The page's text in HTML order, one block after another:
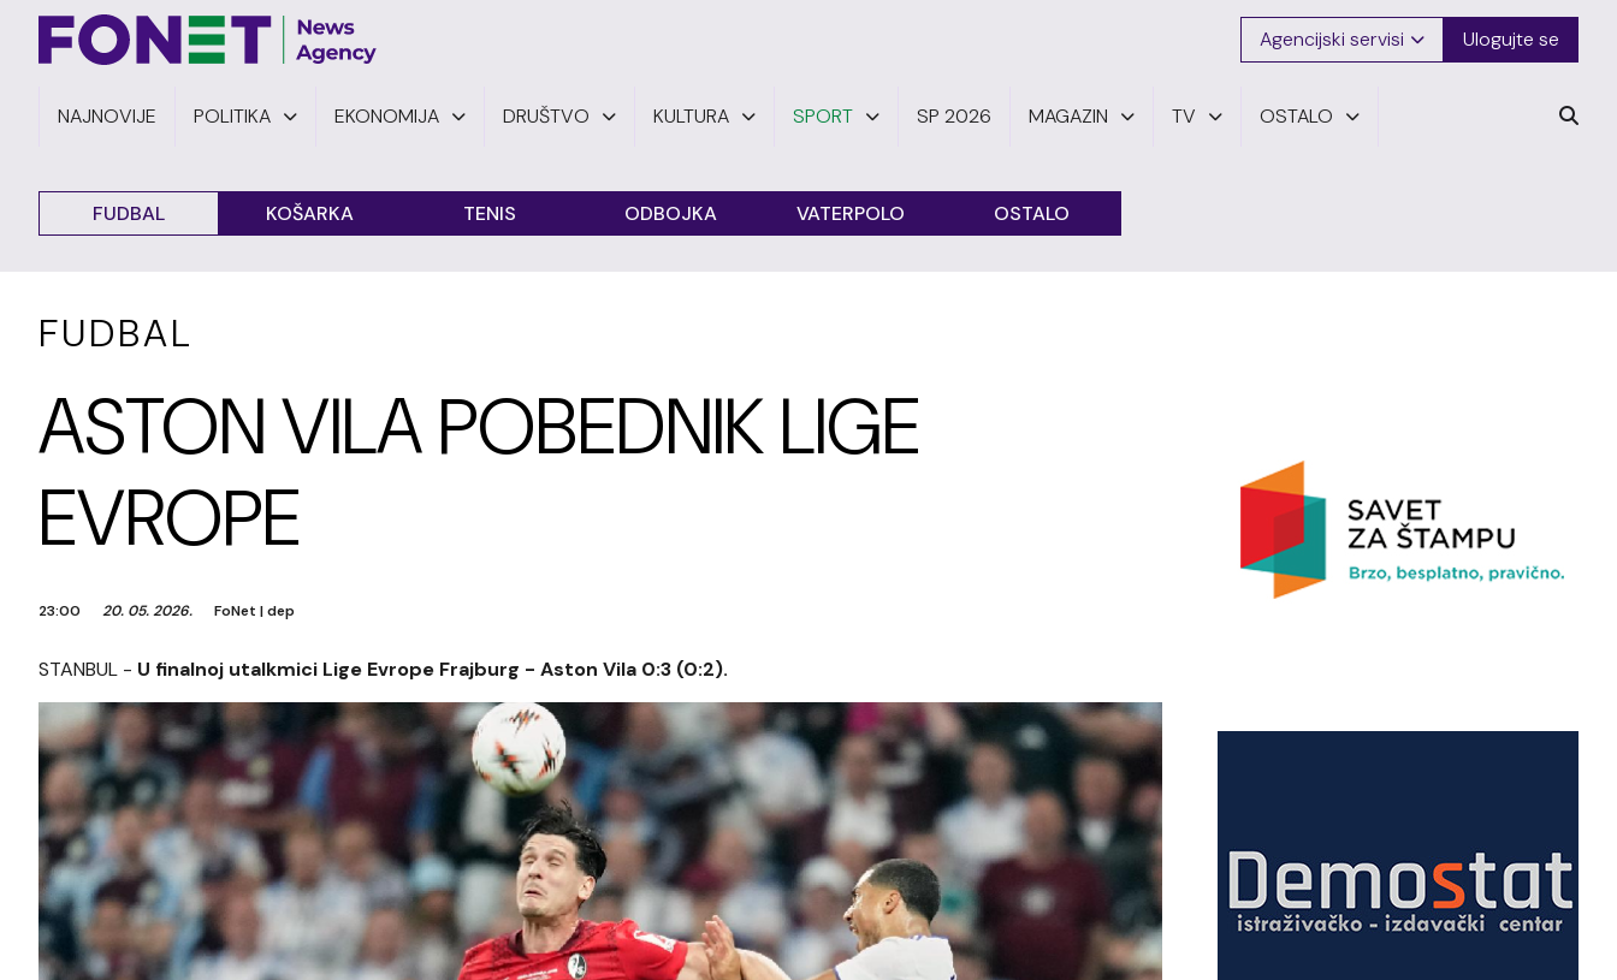
Agencijski servisi Ulogujte se
NAJNOVIJE POLITIKA EKONOMIJA DRUŠTVO KULTURA SPORT SP 2026 MAGAZIN TV OSTALO
FUDBAL KOŠARKA TENIS ODBOJKA VATERPOLO OSTALO
FUDBAL
ASTON VILA POBEDNIK LIGE
EVROPE
23:00 20. 05. 2026. FoNet |dep
STANBUL - U finalnoj utalkmici Lige Evrope Frajburg - Aston Vila 0:3 (0:2).